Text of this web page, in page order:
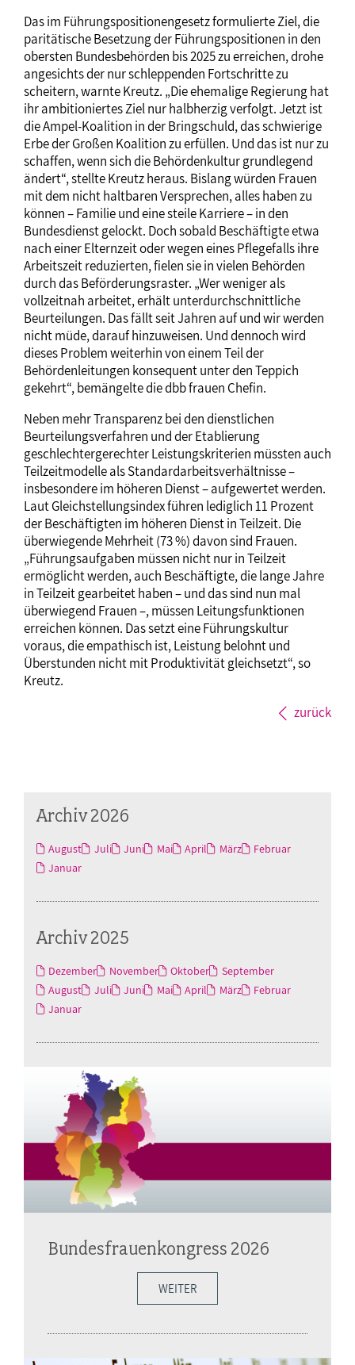
Das im Führungspositionengesetz formulierte Ziel, die
paritätische Besetzung der Führungspositionen in den
obersten Bundesbehörden bis 2025 zu erreichen, drohe
angesichts der nur schleppenden Fortschritte zu
scheitern, warnte Kreutz. „Die ehemalige Regierung hat
ihr ambitioniertes Ziel nur halbherzig verfolgt. Jetzt ist
die Ampel-Koalition in der Bringschuld, das schwierige
Erbe der Großen Koalition zu erfüllen. Und das ist nur zu
schaffen, wenn sich die Behördenkultur grundlegend
ändert“, stellte Kreutz heraus. Bislang würden Frauen
mit dem nicht haltbaren Versprechen, alles haben zu
können – Familie und eine steile Karriere – in den
Bundesdienst gelockt. Doch sobald Beschäftigte etwa
nach einer Elternzeit oder wegen eines Pflegefalls ihre
Arbeitszeit reduzierten, fielen sie in vielen Behörden
durch das Beförderungsraster. „Wer weniger als
vollzeitnah arbeitet, erhält unterdurchschnittliche
Beurteilungen. Das fällt seit Jahren auf und wir werden
nicht müde, darauf hinzuweisen. Und dennoch wird
dieses Problem weiterhin von einem Teil der
Behördenleitungen konsequent unter den Teppich
gekehrt“, bemängelte die dbb frauen Chefin.
Neben mehr Transparenz bei den dienstlichen
Beurteilungsverfahren und der Etablierung
geschlechtergerechter Leistungskriterien müssten auch
Teilzeitmodelle als Standardarbeitsverhältnisse –
insbesondere im höheren Dienst – aufgewertet werden.
Laut Gleichstellungsindex führen lediglich 11 Prozent
der Beschäftigten im höheren Dienst in Teilzeit. Die
überwiegende Mehrheit (73 %) davon sind Frauen.
„Führungsaufgaben müssen nicht nur in Teilzeit
ermöglicht werden, auch Beschäftigte, die lange Jahre
in Teilzeit gearbeitet haben – und das sind nun mal
überwiegend Frauen –, müssen Leitungsfunktionen
erreichen können. Das setzt eine Führungskultur
voraus, die empathisch ist, Leistung belohnt und
Überstunden nicht mit Produktivität gleichsetzt“, so
Kreutz.
zurück
Archiv 2026
August Juli Juni Mai April März
Februar
Januar
Archiv 2025
Dezember November Oktober
September
August
Juli Juni Mai April März
Februar
Januar
Bundesfrauenkongress 2026
WEITER